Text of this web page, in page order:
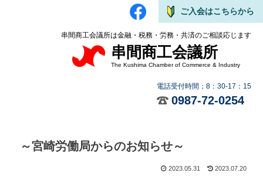
ご入会はこちらから
串間商工会議所は金融・税務・労務・共済のご相談応じます
串間商工会議所
The Kushima Chamber of Commerce & Industry
電話受付時間；8：30-17：15
0987-72-0254
～宮崎労働局からのお知らせ～
2023.05.31 2023.07.20